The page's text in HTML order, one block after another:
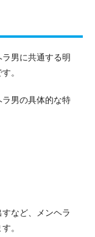
男に共通する明
。
男の具体的な特
など、メンヘラ
。